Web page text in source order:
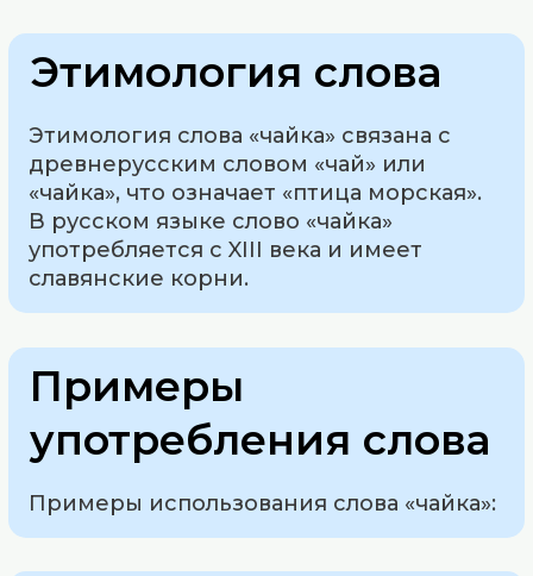
Этимология слова
Этимология слова «чайка» связана с
древнерусским словом «чай» или
«чайка», что означает «птица морская».
В русском языке слово «чайка»
употребляется с XIII века и имеет
славянские корни.
Примеры
употребления слова
Примеры использования слова «чайка»: